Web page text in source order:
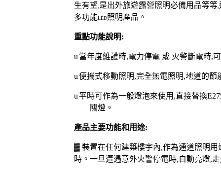
生有望 是出外旅遊露營照明必備用品等等 ,
多功能LED照明產品。
重點功能說明:
u 當年度維護時,電力停電 或 火警斷電時,
u 便攜式移動照明,完全無電照明,地道的節
u 平時可作為一般燈泡來使用 ,直接替換E27
關燈。
產品主要功能和用途:
▓ 裝置在任何建築樓宇內,作為通道照明用
時。一旦遭遇意外火警停電時,自動亮燈,